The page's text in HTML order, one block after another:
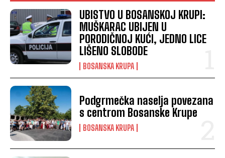
UBISTVO U BOSANSKOJ KRUPI:
MUŠKARAC UBIJEN U
PORODIČNOJ KUĆI, JEDNO LICE
LIŠENO SLOBODE
BOSANSKA KRUPA
Podgrmečka naselja povezana
s centrom Bosanske Krupe
BOSANSKA KRUPA